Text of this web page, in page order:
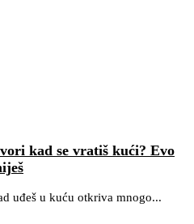
kad se vratiš kući? Evo
uđeš u kuću otkriva mnogo...